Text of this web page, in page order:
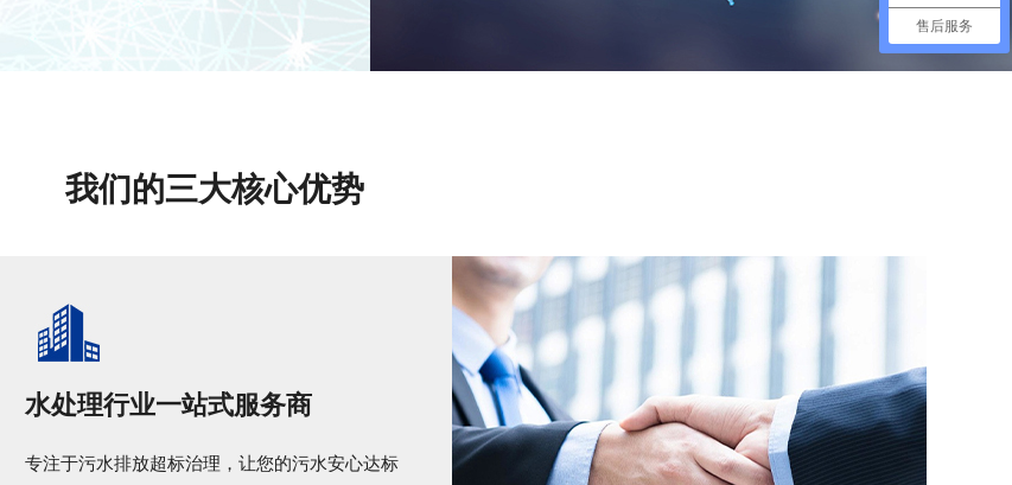
我们的三大核心优势
水处理行业一站式服务商
专注于污水排放超标治理，让您的污水安心达标
售后服务